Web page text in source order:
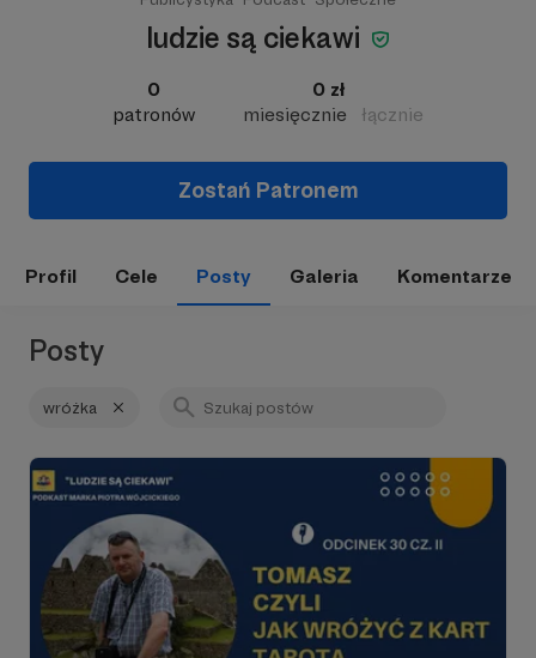
ludzie są ciekawi
0
patronów
0 zł
miesięcznie
łącznie
Zostań Patronem
Profil Cele Posty Galeria Komentarze
Posty
wróżka